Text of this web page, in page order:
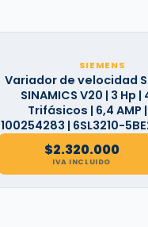
SIEMENS
Variador de velocidad
SINAMICS V20 | 3 Hp |
Trifásicos | 6,4 AMP |
100254283 | 6SL3210-
$2.320.000
IVA INCLUIDO